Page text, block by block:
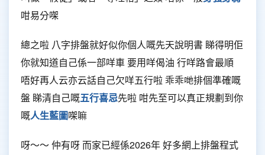
咁易分㗎
總之啦 八字排盤就好似你個人嘅先天說明書 睇得明佢
你就知道自己係一部咩車 要用咩偈油 行咩路會最順
唔好再人云亦云話自己欠咩五行啦 乖乖哋排個準確嘅
盤 睇清自己嘅五行喜忌先啦 咁先至可以真正規劃到你
嘅人生藍圖㗎嘛
呀～～ 仲有呀 而家已經係2026年 好多網上排盤程式